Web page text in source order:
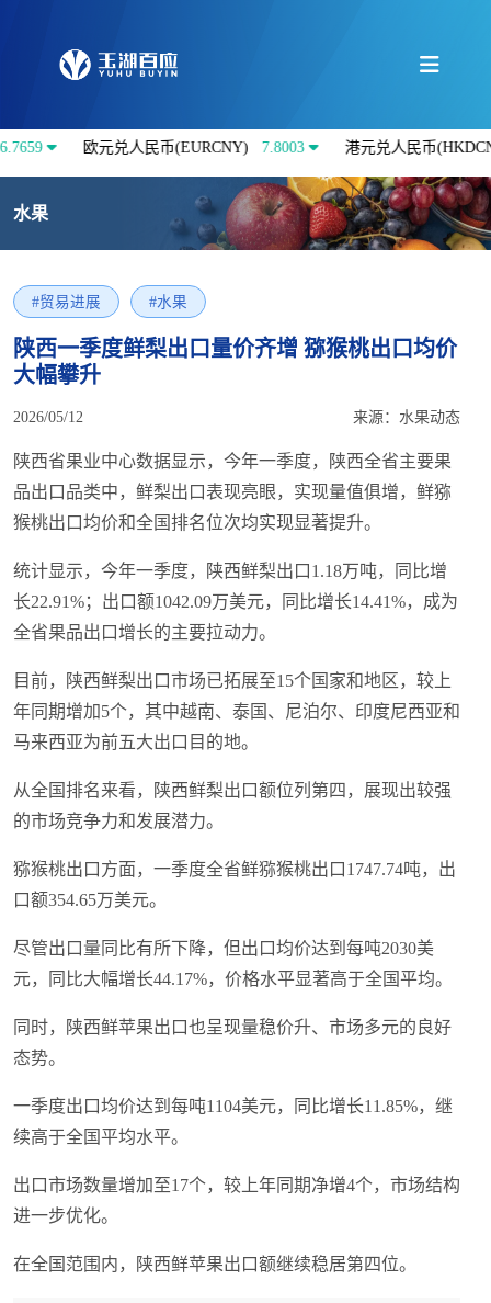
欧元兑人民币(EURCNY) 7.8003 港元兑人民币(HKDCNY)
水果
#贸易进展 #水果
陕西一季度鲜梨出口量价齐增 猕猴桃出口均价
大幅攀升
2026/05/12 来源：水果动态
陕西省果业中心数据显示，今年一季度，陕西全省主要果
品出口品类中，鲜梨出口表现亮眼，实现量值俱增，鲜猕
猴桃出口均价和全国排名位次均实现显著提升。
统计显示，今年一季度，陕西鲜梨出口1.18万吨，同比增
长22.91%；出口额1042.09万美元，同比增长14.41%，成为
全省果品出口增长的主要拉动力。
目前，陕西鲜梨出口市场已拓展至15个国家和地区，较上
年同期增加5个，其中越南、泰国、尼泊尔、印度尼西亚和
马来西亚为前五大出口目的地。
从全国排名来看，陕西鲜梨出口额位列第四，展现出较强
的市场竞争力和发展潜力。
猕猴桃出口方面，一季度全省鲜猕猴桃出口1747.74吨，出
口额354.65万美元。
尽管出口量同比有所下降，但出口均价达到每吨2030美
元，同比大幅增长44.17%，价格水平显著高于全国平均。
同时，陕西鲜苹果出口也呈现量稳价升、市场多元的良好
态势。
一季度出口均价达到每吨1104美元，同比增长11.85%，继
续高于全国平均水平。
出口市场数量增加至17个，较上年同期净增4个，市场结构
进一步优化。
在全国范围内，陕西鲜苹果出口额继续稳居第四位。